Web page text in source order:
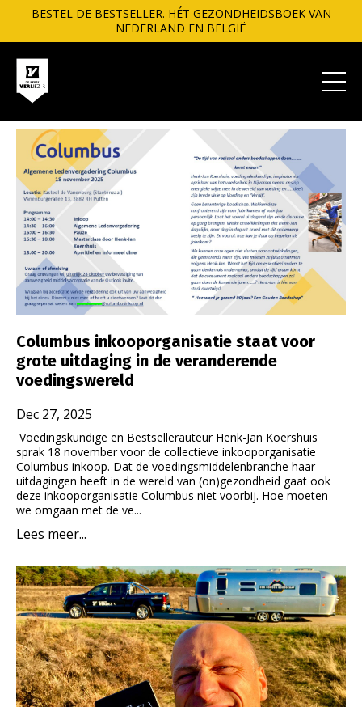
BESTEL DE BESTSELLER. HÉT GEZONDHEIDSBOEK VAN
NEDERLAND EN BELGIË
Columbus inkooporganisatie staat voor
grote uitdaging in de veranderende
voedingswereld
Dec 27, 2025
Voedingskundige en Bestsellerauteur Henk-Jan Koershuis
sprak 18 november voor de collectieve inkooporganisatie
Columbus inkoop. Dat de voedingsmiddelenbranche haar
uitdagingen heeft in de wereld van (on)gezondheid gaat ook
deze inkooporganisatie Columbus niet voorbij. Hoe moeten
we omgaan met de ve...
Lees meer...